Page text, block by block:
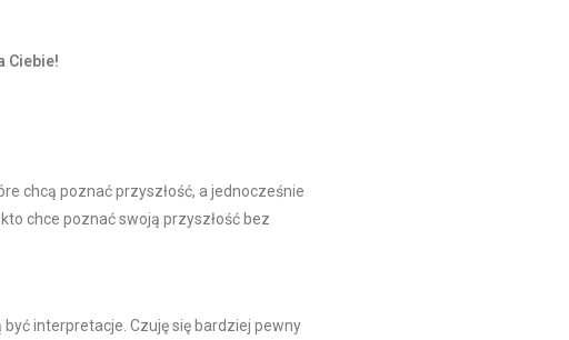
Ciebie!
chcą poznać przyszłość, a jednocześnie
chce poznać swoją przyszłość bez
interpretacje. Czuję się bardziej pewny